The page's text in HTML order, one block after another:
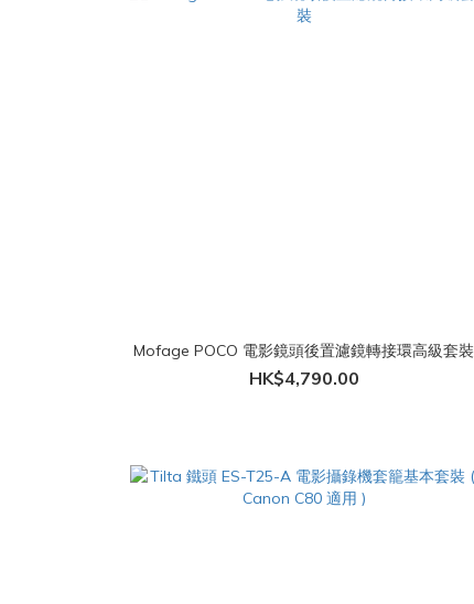
Mofage POCO 電影鏡頭後置濾鏡轉接環高級套裝
HK$4,790.00